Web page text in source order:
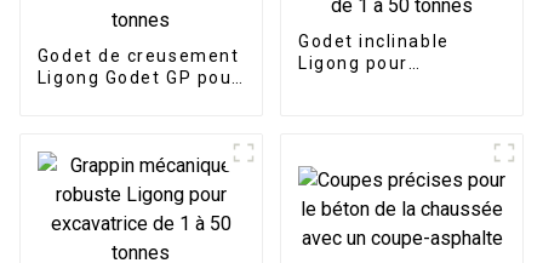
Godet de creusement
Ligong Godet GP pour
Godet inclinable
Ligong pour